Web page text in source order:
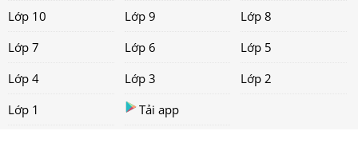
Lớp 10
Lớp 9
Lớp 8
Lớp 7
Lớp 6
Lớp 5
Lớp 4
Lớp 3
Lớp 2
Lớp 1
Tải app